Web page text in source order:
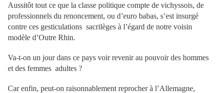
Aussitôt tout ce que la classe politique compte de vichyssois, de
professionnels du renoncement, ou d’euro babas, s’est insurgé
contre ces gesticulations sacrilèges à l’égard de notre voisin
modèle d’Outre Rhin.
Va-t-on un jour dans ce pays voir revenir au pouvoir des hommes
et des femmes adultes ?
Car enfin, peut-on raisonnablement reprocher à l’Allemagne,